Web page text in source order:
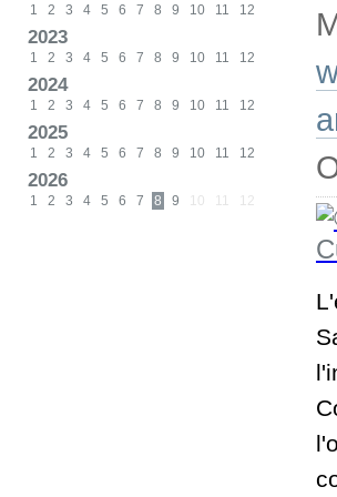
1 2 3 4 5 6 7 8 9 10 11 12
2023
1 2 3 4 5 6 7 8 9 10 11 12
2024
1 2 3 4 5 6 7 8 9 10 11 12
2025
1 2 3 4 5 6 7 8 9 10 11 12
2026
1 2 3 4 5 6 7 8 9 10 11 12